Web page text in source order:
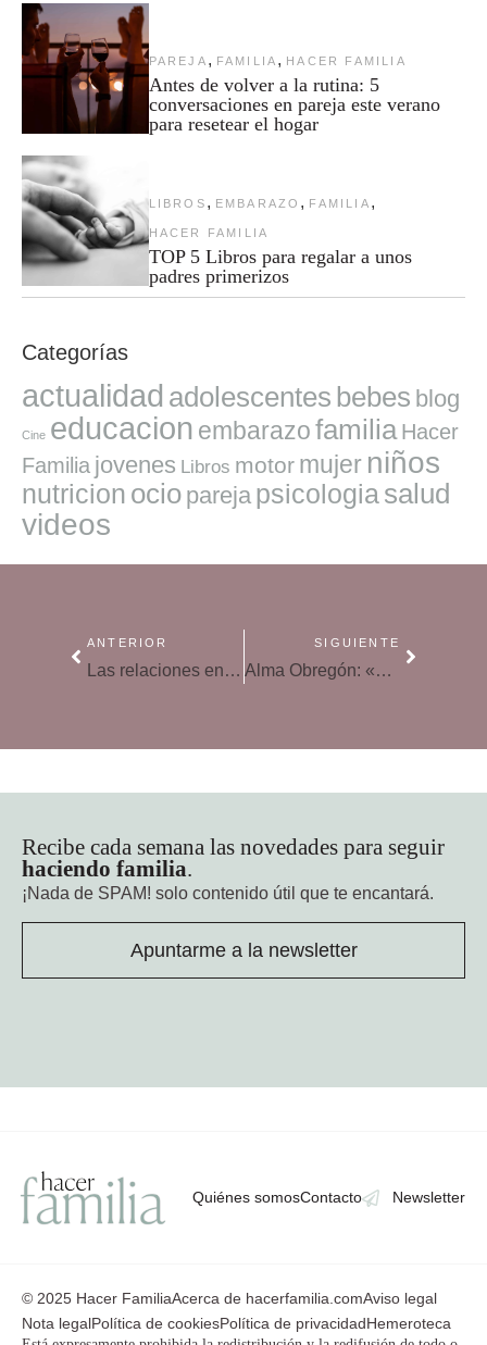
PAREJA , FAMILIA , HACER FAMILIA
Antes de volver a la rutina: 5
conversaciones en pareja este verano
para resetear el hogar
LIBROS , EMBARAZO , FAMILIA ,
HACER FAMILIA
TOP 5 Libros para regalar a unos
padres primerizos
Categorías
actualidad adolescentes bebes blog
Cine educacion embarazofamilia Hacer
Familia jovenes Libros motor mujer niños
nutricion ocio pareja psicologiasalud
videos
ANTERIOR
Las relaciones entre hermanos: ¿cómo influyen los años que se llevan?
SIGUIENTE
Alma Obregón: «Me costó muchos años tener una relación sana con la comida»
Recibe cada semana las novedades para seguir
haciendo familia.
¡Nada de SPAM! solo contenido útil que te encantará.
Apuntarme a la newsletter
Quiénes somosContacto Newsletter
© 2025 Hacer FamiliaAcerca de hacerfamilia.comAviso legal
Nota legalPolítica de cookiesPolítica de privacidadHemeroteca